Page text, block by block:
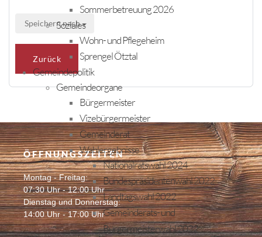
Sommerbetreuung 2026
Soziales
Wohn- und Pflegeheim
Sprengel Ötztal
Gemeindepolitik
Gemeindeorgane
Bürgermeister
Vizebürgermeister
Gemeinderat
Wahlergebnisse
Nationalratswahl 2024
Bundespräsidentenwahl 2022
Landtagswahl 2022
Gemeinderats- und
Bürgermeisterwahl 2022
Speichern nach
Zurück
ÖFFNUNGSZEITEN
Montag - Freitag:
07:30 Uhr - 12:00 Uhr
Dienstag und Donnerstag:
14:00 Uhr - 17:00 Uhr